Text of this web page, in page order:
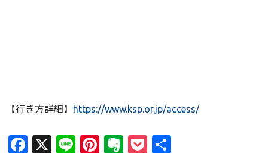
【行き方詳細】 https://www.ksp.or.jp/access/
Facebook
X LinePinterest
Evernote
Pocket